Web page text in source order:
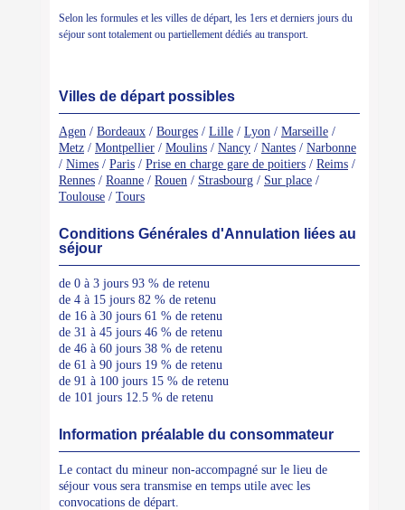
Selon les formules et les villes de départ, les 1ers et derniers jours du
séjour sont totalement ou partiellement dédiés au transport.
Villes de départ possibles
Agen / Bordeaux / Bourges / Lille / Lyon / Marseille /
Metz / Montpellier / Moulins / Nancy / Nantes / Narbonne
/ Nimes / Paris / Prise en charge gare de poitiers / Reims /
Rennes / Roanne / Rouen / Strasbourg / Sur place /
Toulouse / Tours
Conditions Générales d'Annulation liées au
séjour
de 0 à 3 jours 93 % de retenu
de 4 à 15 jours 82 % de retenu
de 16 à 30 jours 61 % de retenu
de 31 à 45 jours 46 % de retenu
de 46 à 60 jours 38 % de retenu
de 61 à 90 jours 19 % de retenu
de 91 à 100 jours 15 % de retenu
de 101 jours 12.5 % de retenu
Information préalable du consommateur
Le contact du mineur non-accompagné sur le lieu de
séjour vous sera transmise en temps utile avec les
convocations de départ.